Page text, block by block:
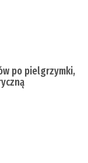
po pielgrzymki,